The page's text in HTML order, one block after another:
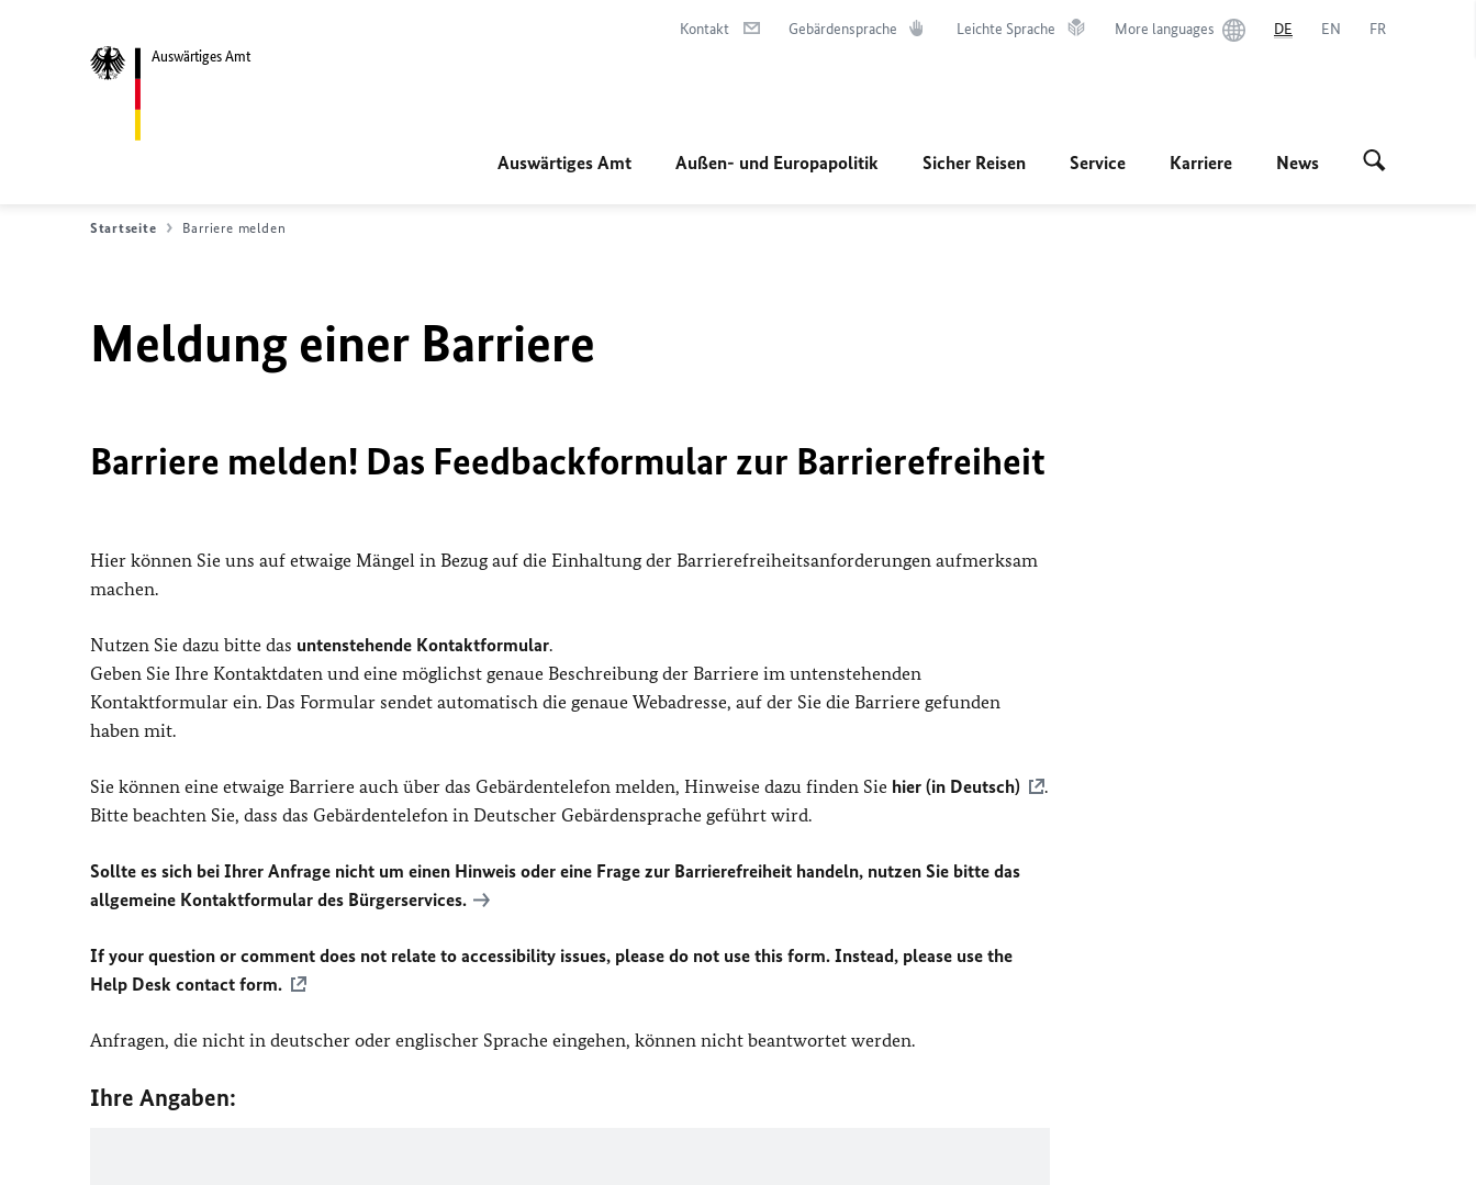
Auswärtiges Amt
Kontakt Gebärdensprache Leichte Sprache More languages DE EN FR
Auswärtiges Amt Außen- und Europapolitik Sicher Reisen Service Karriere News
Startseite Barriere melden
Meldung einer Barriere
Barriere melden! Das Feedbackformular zur Barrierefreiheit
Hier können Sie uns auf etwaige Mängel in Bezug auf die Einhaltung der Barrierefreiheitsanforderungen aufmerksam
machen.
Nutzen Sie dazu bitte das untenstehende Kontaktformular.
Geben Sie Ihre Kontaktdaten und eine möglichst genaue Beschreibung der Barriere im untenstehenden
Kontaktformular ein. Das Formular sendet automatisch die genaue Webadresse, auf der Sie die Barriere gefunden
haben mit.
Sie können eine etwaige Barriere auch über das Gebärdentelefon melden, Hinweise dazu finden Sie hier (in Deutsch)
.
Bitte beachten Sie, dass das Gebärdentelefon in Deutscher Gebärdensprache geführt wird.
Sollte es sich bei Ihrer Anfrage nicht um einen Hinweis oder eine Frage zur Barrierefreiheit handeln, nutzen Sie bitte das
allgemeine Kontaktformular des Bürgerservices.
If your question or comment does not relate to accessibility issues, please do not use this form. Instead, please use the
Help Desk contact form.
Anfragen, die nicht in deutscher oder englischer Sprache eingehen, können nicht beantwortet werden.
Ihre Angaben: